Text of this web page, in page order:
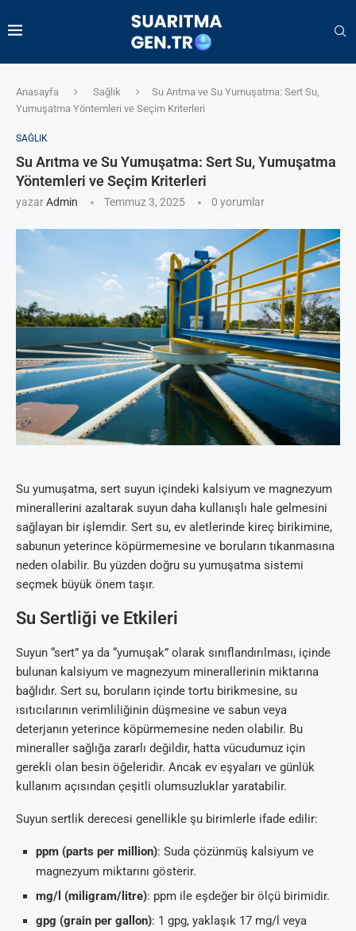
Anasayfa Sağlık
Su Arıtma ve Su Yumuşatma: Sert Su,
Yumuşatma Yöntemleri ve Seçim Kriterleri
SAĞLIK
Su Arıtma ve Su Yumuşatma: Sert Su, Yumuşatma
Yöntemleri ve Seçim Kriterleri
yazarAdmin Temmuz 3, 2025 0 yorumlar
Su yumuşatma, sert suyun içindeki kalsiyum ve magnezyum
minerallerini azaltarak suyun daha kullanışlı hale gelmesini
sağlayan bir işlemdir. Sert su, ev aletlerinde kireç birikimine,
sabunun yeterince köpürmemesine ve boruların tıkanmasına
neden olabilir. Bu yüzden doğru su yumuşatma sistemi
seçmek büyük önem taşır.
Su Sertliği ve Etkileri
Suyun “sert” ya da “yumuşak” olarak sınıflandırılması, içinde
bulunan kalsiyum ve magnezyum minerallerinin miktarına
bağlıdır. Sert su, boruların içinde tortu birikmesine, su
ısıtıcılarının verimliliğinin düşmesine ve sabun veya
deterjanın yeterince köpürmemesine neden olabilir. Bu
mineraller sağlığa zararlı değildir, hatta vücudumuz için
gerekli olan besin öğeleridir. Ancak ev eşyaları ve günlük
kullanım açısından çeşitli olumsuzluklar yaratabilir.
Suyun sertlik derecesi genellikle şu birimlerle ifade edilir:
ppm (parts per million): Suda çözünmüş kalsiyum ve
magnezyum miktarını gösterir.
mg/l (miligram/litre): ppm ile eşdeğer bir ölçü birimidir.
gpg (grain per gallon): 1 gpg, yaklaşık 17 mg/l veya